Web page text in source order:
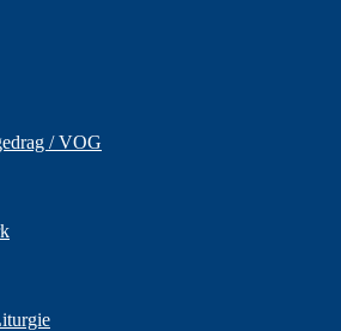
/ VOG